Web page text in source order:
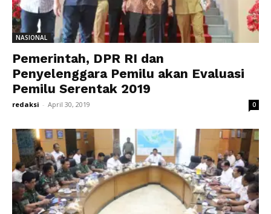
NASIONAL
Pemerintah, DPR RI dan
Penyelenggara Pemilu akan Evaluasi
Pemilu Serentak 2019
redaksi - April 30, 2019 0